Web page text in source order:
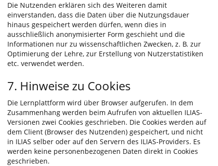
Die Nutzenden erklären sich des Weiteren damit
einverstanden, dass die Daten über die Nutzungsdauer
hinaus gespeichert werden dürfen, wenn dies in
ausschließlich anonymisierter Form geschieht und die
Informationen nur zu wissenschaftlichen Zwecken, z. B. zur
Optimierung der Lehre, zur Erstellung von Nutzerstatistiken
etc. verwendet werden.
7. Hinweise zu Cookies
Die Lernplattform wird über Browser aufgerufen. In dem
Zusammenhang werden beim Aufrufen von aktuellen ILIAS-
Versionen zwei Cookies geschrieben. Die Cookies werden auf
dem Client (Browser des Nutzenden) gespeichert, und nicht
in ILIAS selber oder auf den Servern des ILIAS-Providers. Es
werden keine personenbezogenen Daten direkt in Cookies
geschrieben.